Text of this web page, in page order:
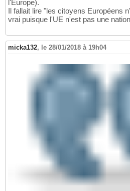
l'Europe).
Il fallait lire "les citoyens Européens
vrai puisque l'UE n'est pas une
micka132, le 28/01/2018 à 19h04